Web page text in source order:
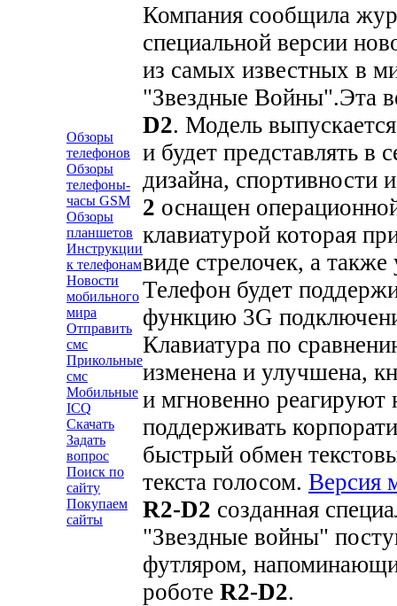
Обзоры
телефонов
Обзоры
телефоны-
часы GSM
Обзоры
планшетов
Инструкции
к телефонам
Новости
мобильного
мира
Отправить
смс
Прикольные
смс
Мобильные
ICQ
Скачать
Задать
вопрос
Поиск по
сайту
Покупаем
сайты
Компания сообщила
специальной версии
из самых известных в
"Звездные Войны".Эта
D2. Модель
и будет представлять в
дизайна,
2 оснащен
клавиатурой которая
виде стрелочек, а
Телефон будет
функцию 3G
Клавиатура по
изменена и улучшена,
и мгновенно реагируют
поддерживать
быстрый обмен
текста голосом. Версия
R2-D2 созданная
"Звездные войны"
футляром,
роботе R2-D2.